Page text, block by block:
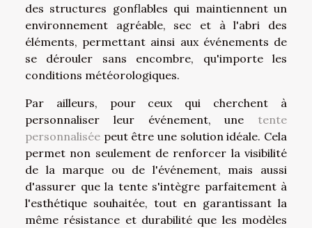
des structures gonflables qui maintiennent un
environnement agréable, sec et à l'abri des
éléments, permettant ainsi aux événements de
se dérouler sans encombre, qu'importe les
conditions météorologiques.
Par ailleurs, pour ceux qui cherchent à
personnaliser leur événement, une tente
personnalisée peut être une solution idéale. Cela
permet non seulement de renforcer la visibilité
de la marque ou de l'événement, mais aussi
d'assurer que la tente s'intègre parfaitement à
l'esthétique souhaitée, tout en garantissant la
même résistance et durabilité que les modèles